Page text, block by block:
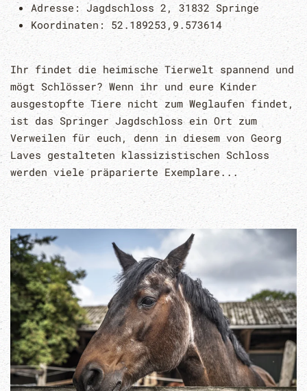
Adresse: Jagdschloss 2, 31832 Springe
Koordinaten: 52.189253,9.573614
Ihr findet die heimische Tierwelt spannend und
mögt Schlösser? Wenn ihr und eure Kinder
ausgestopfte Tiere nicht zum Weglaufen findet,
ist das Springer Jagdschloss ein Ort zum
Verweilen für euch, denn in diesem von Georg
Laves gestalteten klassizistischen Schloss
werden viele präparierte Exemplare...